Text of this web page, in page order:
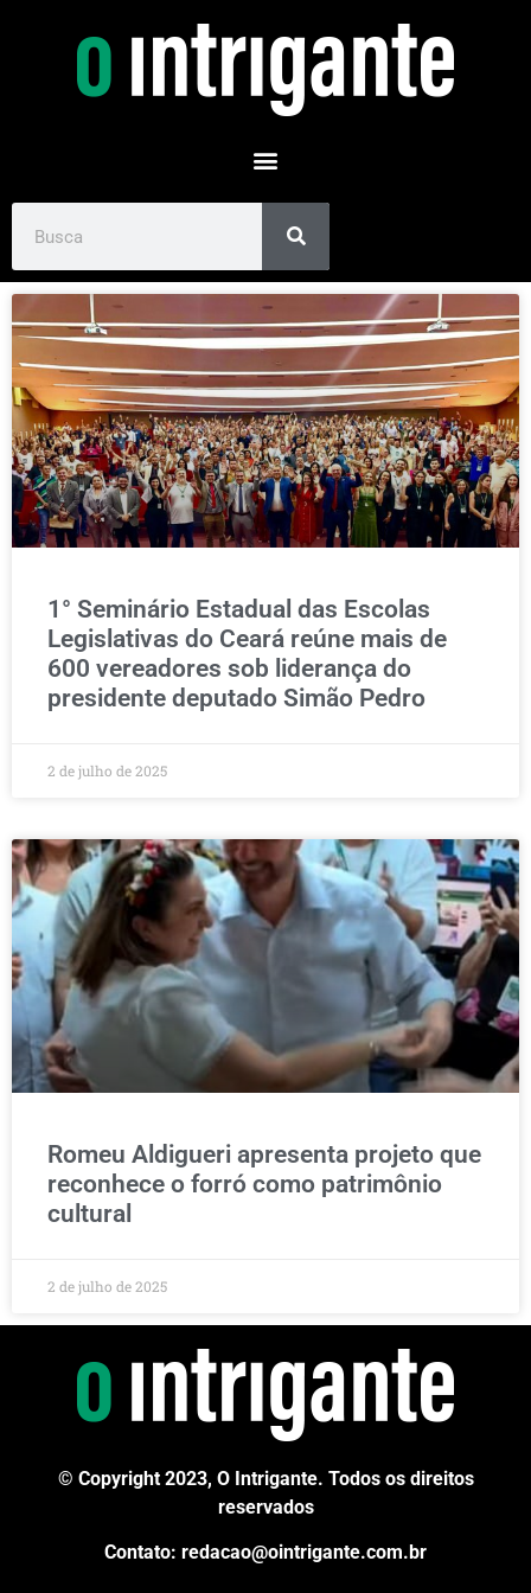
1° Seminário Estadual das Escolas
Legislativas do Ceará reúne mais de
600 vereadores sob liderança do
presidente deputado Simão Pedro
2 de julho de 2025
Romeu Aldigueri apresenta projeto que
reconhece o forró como patrimônio
cultural
2 de julho de 2025
© Copyright 2023, O Intrigante. Todos os direitos
reservados
Contato: redacao@ointrigante.com.br